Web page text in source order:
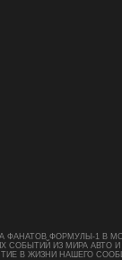
ФАНАТОВ ФОРМУЛЫ-1 В
СОБЫТИЙ ИЗ МИРА АВТО И
В ЖИЗНИ НАШЕГО